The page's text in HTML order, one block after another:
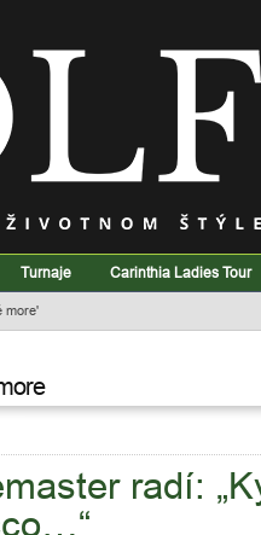
Turnaje Carinthia Ladies Tour
more'
radí: